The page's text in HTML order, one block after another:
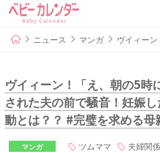
ニュース マンガ ヴイィー
ヴイィーン！「え、朝の5時
された夫の前で騒音！妊娠
動とは？？ #完璧を求める母
マンガ ツムママ
夫婦関